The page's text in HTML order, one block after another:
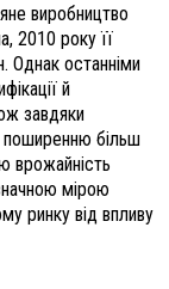
виробництво
2010 року її
Однак останніми
й
завдяки
поширенню більш
врожайність
мірою
ринку від впливу